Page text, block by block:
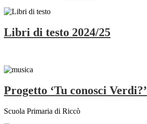
Libri di testo 2024/25
Progetto ‘Tu conosci Verdi?’
Scuola Primaria di Riccò